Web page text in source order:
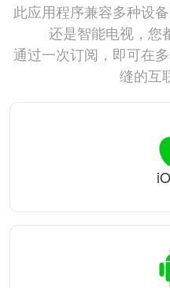
此应用程序兼容多种设
还是智能电视，您
通过一次订阅，即可在
缝的互